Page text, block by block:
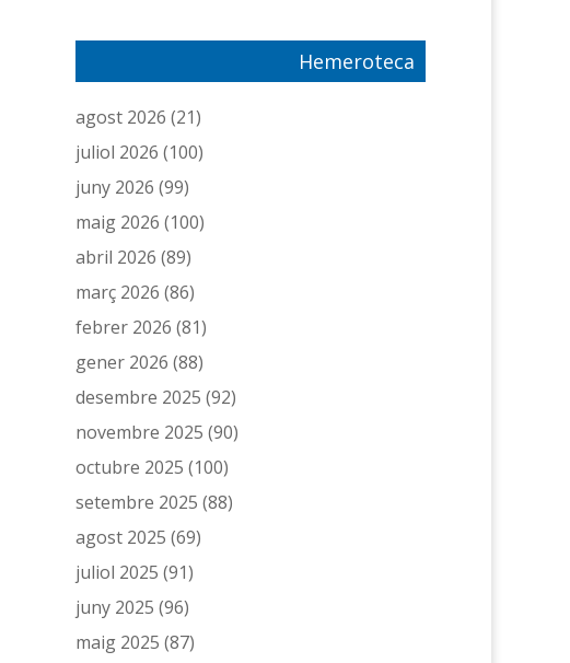
Hemeroteca
agost 2026 (21)
juliol 2026 (100)
juny 2026 (99)
maig 2026 (100)
abril 2026 (89)
març 2026 (86)
febrer 2026 (81)
gener 2026 (88)
desembre 2025 (92)
novembre 2025 (90)
octubre 2025 (100)
setembre 2025 (88)
agost 2025 (69)
juliol 2025 (91)
juny 2025 (96)
maig 2025 (87)